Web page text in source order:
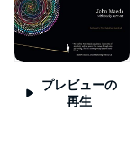
プレビューの
再生